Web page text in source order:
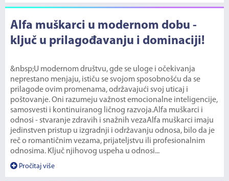
Alfa muškarci u modernom dobu -
ključ u prilagođavanju i dominaciji!
&nbsp;U modernom društvu, gde se uloge i očekivanja
neprestano menjaju, ističu se svojom sposobnošću da se
prilagode ovim promenama, održavajući svoj uticaj i
poštovanje. Oni razumeju važnost emocionalne inteligencije,
samosvesti i kontinuiranog ličnog razvoja.Alfa muškarci i
odnosi - stvaranje zdravih i snažnih vezaAlfa muškarci imaju
jedinstven pristup u izgradnji i održavanju odnosa, bilo da je
reč o romantičnim vezama, prijateljstvu ili profesionalnim
odnosima. Ključ njihovog uspeha u odnosi...
Pročitaj više